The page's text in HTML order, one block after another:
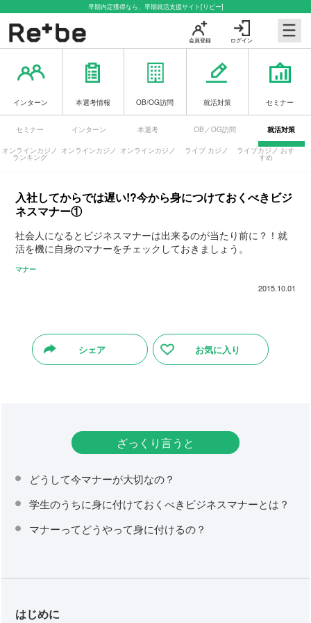
早期内定獲得なら、早期就活支援サイト[リビー]
ログイン
会員登録
インターン 本選考情報 OB/OG訪問 就活対策 セミナー
セミナー インターン 本選考 OB／OG訪問 就活対策
オンラインカジノ
ランキング
オンラインカジノ オンラインカジノ ライブ カジノ ライブカジノ おす
すめ
入社してからでは遅い!?今から身につけておくべきビジ
ネスマナー①
社会人になるとビジネスマナーは出来るのが当たり前に？！就
活を機に自身のマナーをチェックしておきましょう。
マナー
2015.10.01
シェア お気に入り
ざっくり言うと
どうして今マナーが大切なの？
学生のうちに身に付けておくべきビジネスマナーとは？
マナーってどうやって身に付けるの？
はじめに